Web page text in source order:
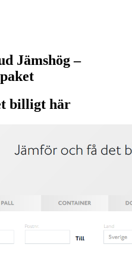
Jämshög –
billigt här